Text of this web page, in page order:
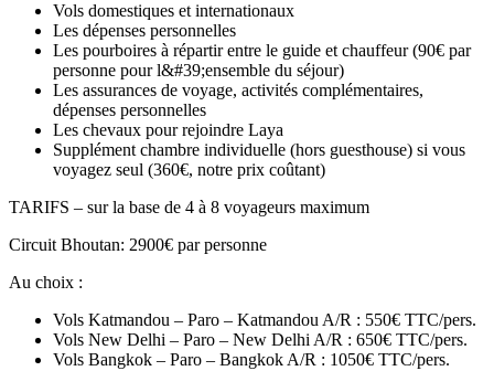
Vols domestiques et internationaux
Les dépenses personnelles
Les pourboires à répartir entre le guide et chauffeur (90€ par
personne pour l&#39;ensemble du séjour)
Les assurances de voyage, activités complémentaires,
dépenses personnelles
Les chevaux pour rejoindre Laya
Supplément chambre individuelle (hors guesthouse) si vous
voyagez seul (360€, notre prix coûtant)
TARIFS – sur la base de 4 à 8 voyageurs maximum
Circuit Bhoutan: 2900€ par personne
Au choix :
Vols Katmandou – Paro – Katmandou A/R : 550€ TTC/pers.
Vols New Delhi – Paro – New Delhi A/R : 650€ TTC/pers.
Vols Bangkok – Paro – Bangkok A/R : 1050€ TTC/pers.